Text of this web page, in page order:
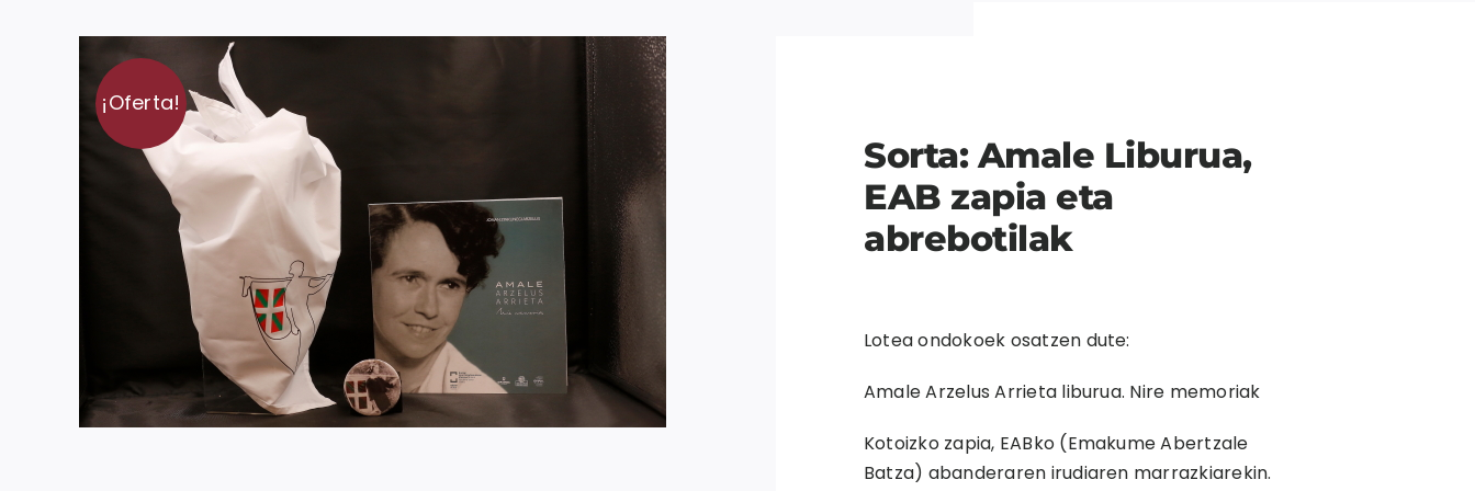
¡Oferta!
Sorta: Amale Liburua,
EAB zapia eta
abrebotilak
Lotea ondokoek osatzen dute:
Amale Arzelus Arrieta liburua. Nire memoriak
Kotoizko zapia, EABko (Emakume Abertzale
Batza) abanderaren irudiaren marrazkiarekin.